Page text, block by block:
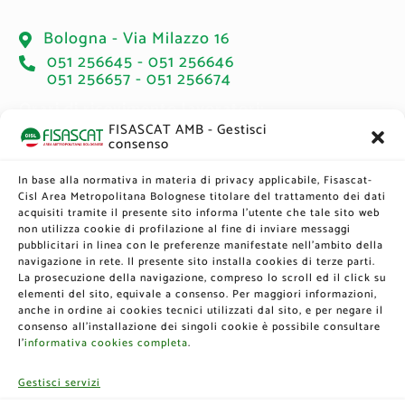
FISASCAT AMB - Gestisci
consenso
In base alla normativa in materia di privacy applicabile, Fisascat-
Cisl Area Metropolitana Bolognese titolare del trattamento dei dati
acquisiti tramite il presente sito informa l’utente che tale sito web
non utilizza cookie di profilazione al fine di inviare messaggi
pubblicitari in linea con le preferenze manifestate nell'ambito della
navigazione in rete. Il presente sito installa cookies di terze parti.
La prosecuzione della navigazione, compreso lo scroll ed il click su
elementi del sito, equivale a consenso. Per maggiori informazioni,
anche in ordine ai cookies tecnici utilizzati dal sito, e per negare il
consenso all’installazione dei singoli cookie è possibile consultare
l’informativa cookies completa.
Gestisci servizi
Bologna - Via Milazzo 16
051 256645 - 051 256646
051 256657 - 051 256674
Martedì: 14.00 - 17.00 → Accesso libero
Sabato: 9.00 - 12.00 → Su appuntamento
Newsletter
Iscriviti alla nostra Newsletter